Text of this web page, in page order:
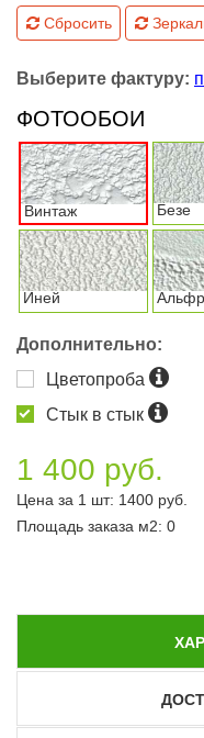
Сбросить
Выберите фактуру:
ФОТООБОИ
Винтаж Безе
Иней
Дополнительно:
Цветопроба
Стык в стык
1 400 руб.
Цена за 1 шт: 1400 руб.
Площадь заказа м2: 0